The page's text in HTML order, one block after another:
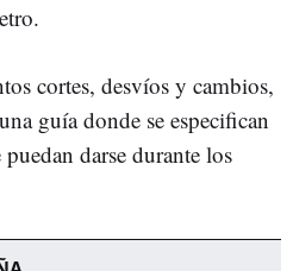
cortes, desvíos y cambios,
guía donde se especifican
darse durante los